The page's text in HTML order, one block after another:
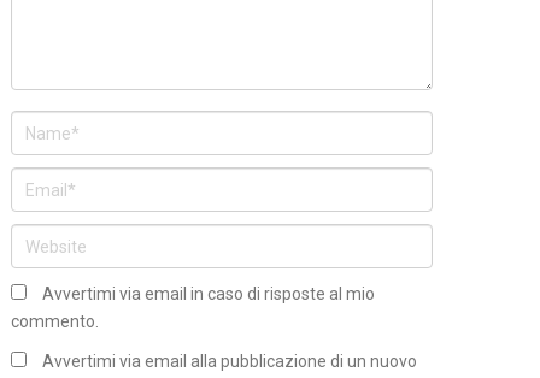
Avvertimi via email in caso di risposte al mio
commento.
Avvertimi via email alla pubblicazione di un nuovo